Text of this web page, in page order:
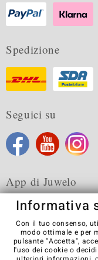
Spedizione
Seguici su
App di Juwelo
Condizioni generali di
Note legali
Informativa
Con il tuo consenso,
modo ottimale e per
pulsante "Accetta",
l'uso dei cookie o